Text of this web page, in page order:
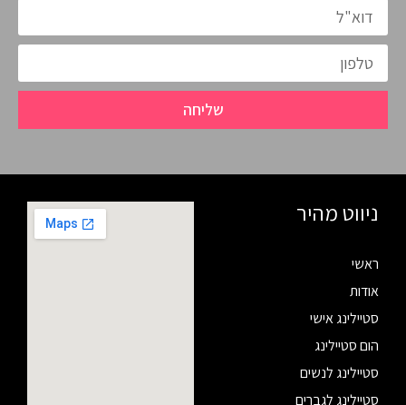
שליחה
ניווט מהיר
ראשי
אודות
סטיילינג אישי
הום סטיילינג
סטיילינג לנשים
סטיילינג לגברים